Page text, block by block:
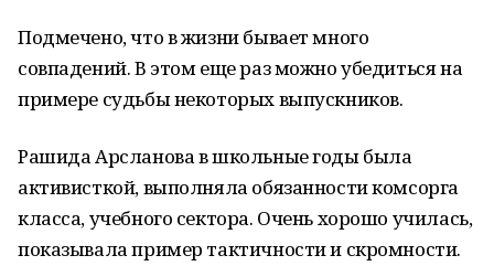
Подмечено, что в жизни бывает много
совпадений. В этом еще раз можно убедиться на
примере судьбы некоторых выпускников.
Рашида Арсланова в школьные годы была
активисткой, выполняла обязанности комсорга
класса, учебного сектора. Очень хорошо училась,
показывала пример тактичности и скромности.